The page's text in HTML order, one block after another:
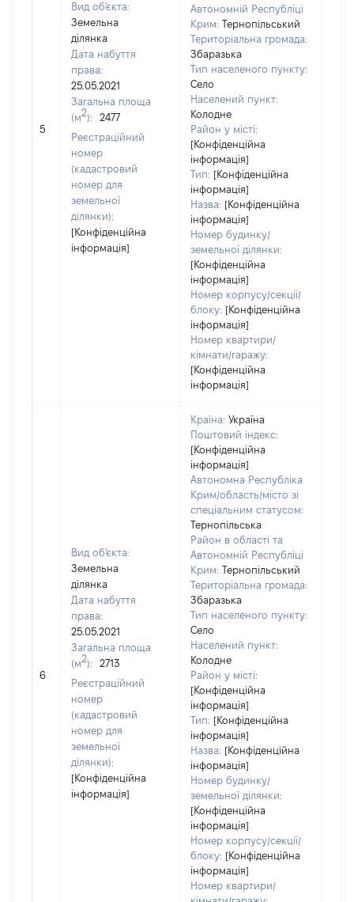
5
Вид об'єкта:
Земельна
ділянка
Дата набуття
права:
25.05.2021
Загальна площа
(м2):
2477
Реєстраційний
номер
(кадастровий
номер для
земельної
ділянки):
[Конфіденційна
інформація]
Автономній Республіці
Крим: Тернопільський
Територіальна громада:
Збаразька
Тип населеного пункту:
Село
Населений пункт:
Колодне
Район у місті:
[Конфіденційна
інформація]
Тип: [Конфіденційна
інформація]
Назва: [Конфіденційна
інформація]
Номер будинку/
земельної ділянки:
[Конфіденційна
інформація]
Номер корпусу/секції/
блоку: [Конфіденційна
інформація]
Номер квартири/
кімнати/гаражу:
[Конфіденційна
інформація]
6
Вид об'єкта:
Земельна
ділянка
Дата набуття
права:
25.05.2021
Загальна площа
(м2):
2713
Реєстраційний
номер
(кадастровий
номер для
земельної
ділянки):
[Конфіденційна
інформація]
Країна: Україна
Поштовий індекс:
[Конфіденційна
інформація]
Автономна Республіка
Крим/область/місто зі
спеціальним статусом:
Тернопільська
Район в області та
Автономній Республіці
Крим: Тернопільський
Територіальна громада:
Збаразька
Тип населеного пункту:
Село
Населений пункт:
Колодне
Район у місті:
[Конфіденційна
інформація]
Тип: [Конфіденційна
інформація]
Назва: [Конфіденційна
інформація]
Номер будинку/
земельної ділянки:
[Конфіденційна
інформація]
Номер корпусу/секції/
блоку: [Конфіденційна
інформація]
Номер квартири/